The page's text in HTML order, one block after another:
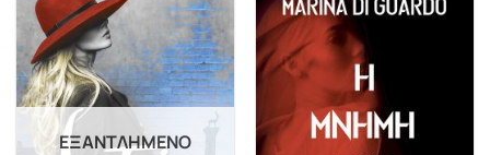
ΕΞΑΝΤΛΗΜΈΝΟ